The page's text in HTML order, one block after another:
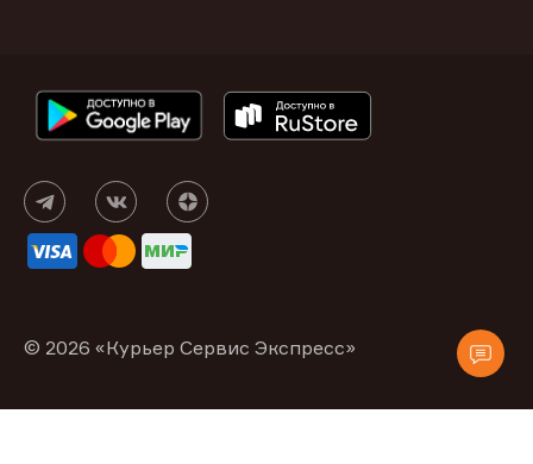
© 2026 «Курьер Сервис Экспресс»